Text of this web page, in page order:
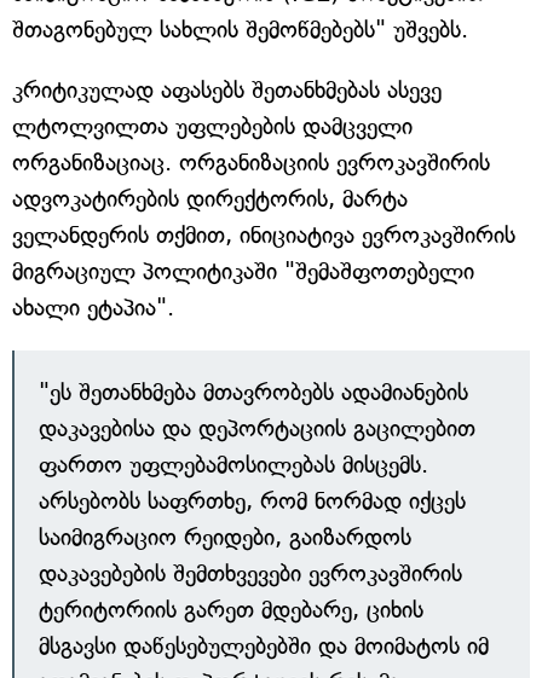
შთაგონებულ სახლის შემოწმებებს" უშვებს.
კრიტიკულად აფასებს შეთანხმებას ასევე
ლტოლვილთა უფლებების დამცველი
ორგანიზაციაც. ორგანიზაციის ევროკავშირის
ადვოკატირების დირექტორის, მარტა
ველანდერის თქმით, ინიციატივა ევროკავშირის
მიგრაციულ პოლიტიკაში "შემაშფოთებელი
ახალი ეტაპია".
"ეს შეთანხმება მთავრობებს ადამიანების
დაკავებისა და დეპორტაციის გაცილებით
ფართო უფლებამოსილებას მისცემს.
არსებობს საფრთხე, რომ ნორმად იქცეს
საიმიგრაციო რეიდები, გაიზარდოს
დაკავებების შემთხვევები ევროკავშირის
ტერიტორიის გარეთ მდებარე, ციხის
მსგავსი დაწესებულებებში და მოიმატოს იმ